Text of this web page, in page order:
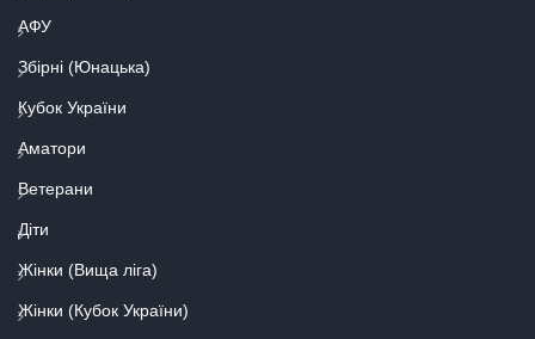
АФУ
Збірні (Юнацька)
Кубок України
Аматори
Ветерани
Діти
Жінки (Вища ліга)
Жінки (Кубок України)